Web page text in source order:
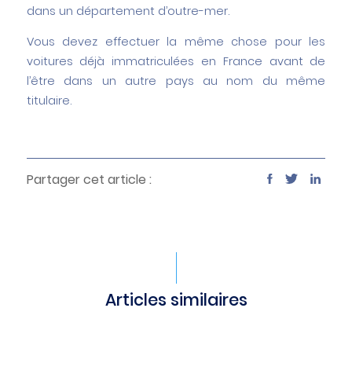
dans un département d’outre-mer.
Vous devez effectuer la même chose pour les
voitures déjà immatriculées en France avant de
l’être dans un autre pays au nom du même
titulaire.
Partager cet article :
Articles similaires